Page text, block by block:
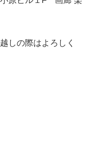
しの際はよろしく